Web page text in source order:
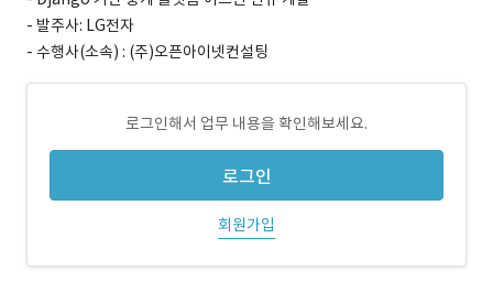
- 발주사: LG전자
- 수행사(소속) : (주)오픈아이넷컨설팅
로그인해서 업무 내용을 확인해보세요.
로그인
회원가입